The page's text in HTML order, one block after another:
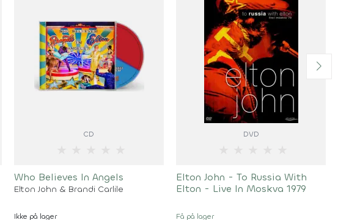
CD
Who Believes In Angels
Elton John & Brandi Carlile
Ikke på lager
DVD
Elton John - To Russia With
Elton - Live In Moskva 1979
Få på lager